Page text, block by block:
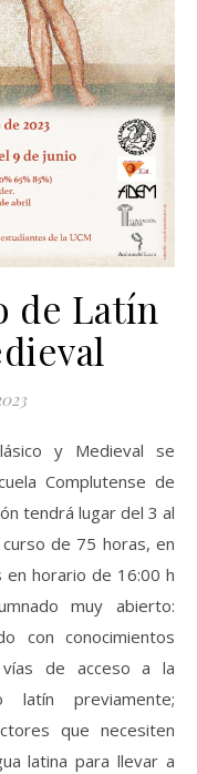
de Latín
Complutense de
tendrá lugar del 3 al
de 75 horas, en
en horario de 16:00 h
muy abierto:
con conocimientos
de acceso a la
latín previamente;
que necesiten
latina para llevar a